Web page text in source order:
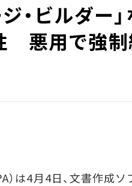
・ビルダー
悪用で強制
は4月4日、文書作成ソ